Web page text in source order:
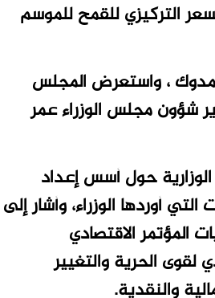
التركيزي للقمح للموسم
حمدوك ، واستعرض المجلس
للعام المالي 2021م قدمها وزير شؤون مجلس الوزراء عمر
حول أسس إعداد
أوردها الوزراء، وأشار إلى
المؤتمر الاقتصادي
لقوى الحرية والتغيير